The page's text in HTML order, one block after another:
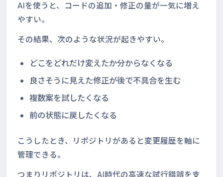
AIを使うと、コードの追加・修正の量が一気に増え
やすい。
その結果、次のような状況が起きやすい。
どこをどれだけ変えたか分からなくなる
良さそうに見えた修正が後で不具合を生む
複数案を試したくなる
前の状態に戻したくなる
こうしたとき、リポジトリがあると変更履歴を軸に
管理できる。
つまりリポジトリは、AI時代の高速な試行錯誤を支